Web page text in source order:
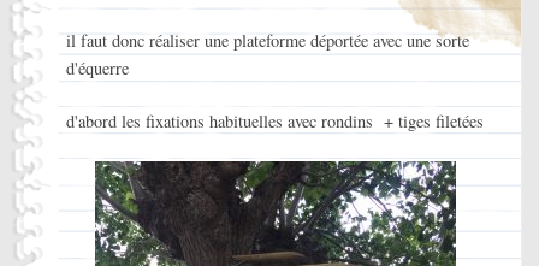
il faut donc réaliser une plateforme déportée avec une sorte
d'équerre
d'abord les fixations habituelles avec rondins + tiges filetées